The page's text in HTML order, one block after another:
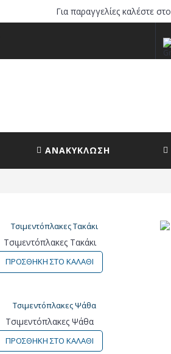
Για παραγγελίες καλέστε στο
ΑΝΑΚΥΚΛΩΣΗ
Τσιμεντόπλακες Τακάκι
ΠΡΟΣΘΗΚΗ ΣΤΟ ΚΑΛΑΘΙ
Τσιμεντόπλακες Ψάθα
ΠΡΟΣΘΗΚΗ ΣΤΟ ΚΑΛΑΘΙ